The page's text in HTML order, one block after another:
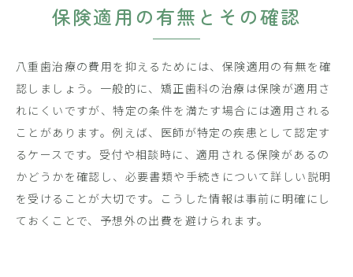
保険適用の有無とその確認
八重歯治療の費用を抑えるためには、保険適用の有無を確
認しましょう。一般的に、矯正歯科の治療は保険が適用さ
れにくいですが、特定の条件を満たす場合には適用される
ことがあります。例えば、医師が特定の疾患として認定す
るケースです。受付や相談時に、適用される保険があるの
かどうかを確認し、必要書類や手続きについて詳しい説明
を受けることが大切です。こうした情報は事前に明確にし
ておくことで、予想外の出費を避けられます。